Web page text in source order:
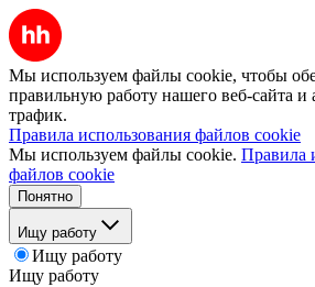
Мы используем файлы cookie, чтобы
правильную работу нашего веб-сайта и
трафик.
Правила использования файлов cookie
Мы используем файлы cookie. Правила
файлов cookie
Понятно
Ищу работу
Ищу работу
Ищу работу